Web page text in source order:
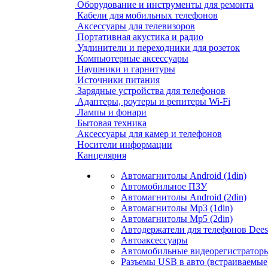
Оборудование и инструменты для ремонта
Кабели для мобильных телефонов
Аксессуары для телевизоров
Портативная акустика и радио
Удлинители и переходники для розеток
Компьютерные аксессуары
Наушники и гарнитуры
Источники питания
Зарядные устройства для телефонов
Адаптеры, роутеры и репитеры Wi-Fi
Лампы и фонари
Бытовая техника
Аксессуары для камер и телефонов
Носители информации
Канцелярия
Автомагнитолы Android (1din)
Автомобильное ПЗУ
Автомагнитолы Android (2din)
Автомагнитолы Mp3 (1din)
Автомагнитолы Mp5 (2din)
Автодержатели для телефонов
Автоаксессуары
Автомобильные
Разъемы USB в авто